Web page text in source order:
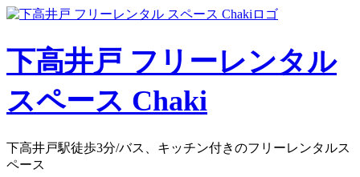
コ
テ
へ
ス
ッ
プ
下高井戸 フリーレンタル
スペース Chaki
下高井戸駅徒歩3分/バス、キッチン付きのフリーレンタルス
ペース